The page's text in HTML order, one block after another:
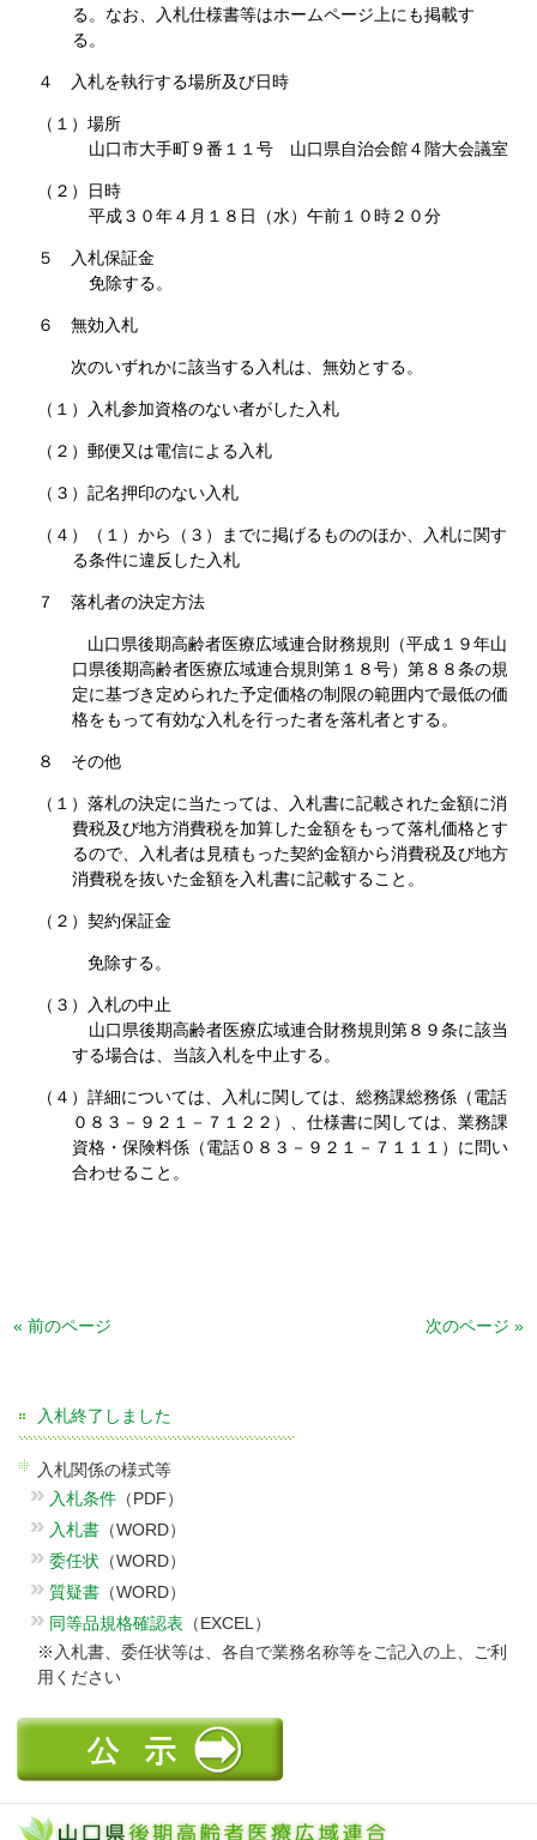
る。なお、入札仕様書等はホームページ上にも掲載す
る。
４ 入札を執行する場所及び日時
（１）場所
山口市大手町９番１１号 山口県自治会館４階大会議室
（２）日時
平成３０年４月１８日（水）午前１０時２０分
５ 入札保証金
免除する。
６ 無効入札
次のいずれかに該当する入札は、無効とする。
（１）入札参加資格のない者がした入札
（２）郵便又は電信による入札
（３）記名押印のない入札
（４）（１）から（３）までに掲げるもののほか、入札に関す
る条件に違反した入札
７ 落札者の決定方法
山口県後期高齢者医療広域連合財務規則（平成１９年山
口県後期高齢者医療広域連合規則第１８号）第８８条の規
定に基づき定められた予定価格の制限の範囲内で最低の価
格をもって有効な入札を行った者を落札者とする。
８ その他
（１）落札の決定に当たっては、入札書に記載された金額に消
費税及び地方消費税を加算した金額をもって落札価格とす
るので、入札者は見積もった契約金額から消費税及び地方
消費税を抜いた金額を入札書に記載すること。
（２）契約保証金
免除する。
（３）入札の中止
山口県後期高齢者医療広域連合財務規則第８９条に該当
する場合は、当該入札を中止する。
（４）詳細については、入札に関しては、総務課総務係（電話
０８３－９２１－７１２２）、仕様書に関しては、業務課
資格・保険料係（電話０８３－９２１－７１１１）に問い
合わせること。
« 前のページ 次のページ »
入札終了しました
入札関係の様式等
入札条件 （PDF）
入札書 （WORD）
委任状 （WORD）
質疑書 （WORD）
同等品規格確認表 （EXCEL）
※入札書、委任状等は、各自で業務名称等をご記入の上、ご利
用ください